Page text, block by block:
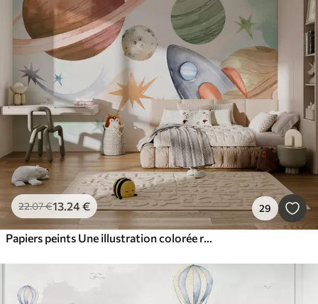
22.07€13.24€ 29
Papiers peints Une illustration colorée représentant diverses planètes et aquarelle spatiale